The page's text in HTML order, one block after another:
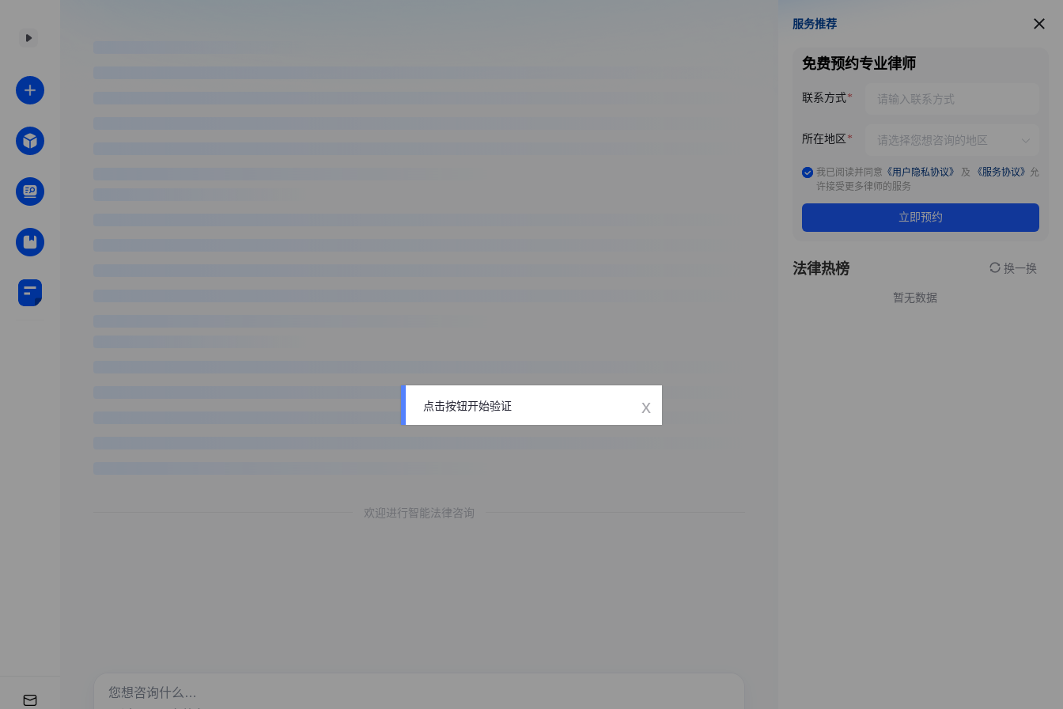
欢迎进行智能法律咨询
服务推荐
服务推荐
免费预约专业律师
联系方式
所在地区
我已阅读并同意 《用户隐私协议》 及 《服务协议》 允
许接受更多律师的服务
立即预约
法律热榜 换一换
暂无数据
点击按钮开始验证 x